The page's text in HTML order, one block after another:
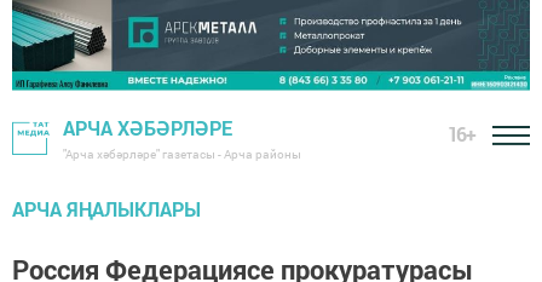
АРЧА ХӘБӘРЛӘРЕ
"Арча хәбәрләре" газетасы - Арча районы
16+
АРЧА ЯҢАЛЫКЛАРЫ
Россия Федерациясе прокуратурасы